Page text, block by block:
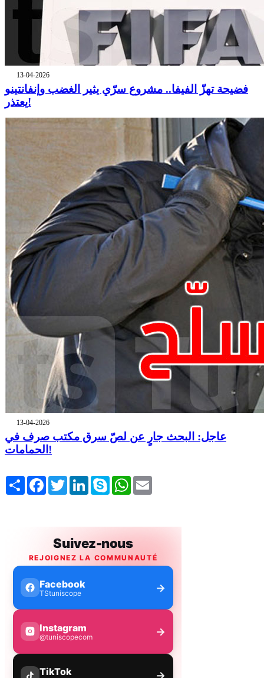
13-04-2026
فضيحة تهزّ الفيفا.. مشروع سرّي يثير الغضب وإنفانتينو
يعتذر!
13-04-2026
عاجل: البحث جارٍ عن لصّ سرق مكتب صرف في
الحمامات!
Share FacebookTwitterLinkedInSkype WhatsApp